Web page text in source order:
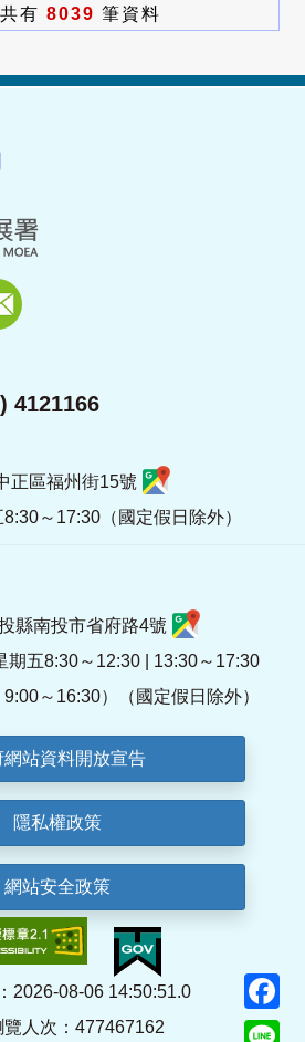
有 8039 筆資料
4121166
正區福州街15號
～17:30（國定假日除外）
縣南投市省府路4號
期五8:30～12:30 | 13:30～17:30
9:00～16:30）（國定假日除外）
網站資料開放宣告
隱私權政策
網站安全政策
2026-08-06 14:50:51.0
覽人次：477467162